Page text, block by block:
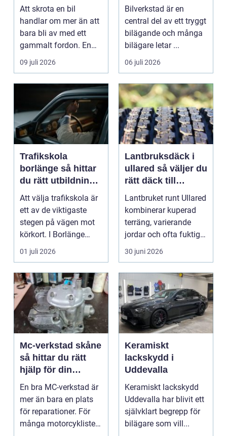
och miljövänlig
skrotning
Att skrota en bil
handlar om mer än att
bara bli av med ett
gammalt fordon. En
genomtänkt skrotning
09 juli 2026
Bilverkstad är en
central del av ett tryggt
bilägande och många
bilägare letar ...
06 juli 2026
Trafikskola
borlänge så hittar
du rätt utbildning
till körkortet
Att välja trafikskola är
ett av de viktigaste
stegen på vägen mot
körkort. I Borlänge
finns flera al...
01 juli 2026
Lantbruksdäck i
ullared så väljer du
rätt däck till
gårdens maskiner
Lantbruket runt Ullared
kombinerar kuperad
terräng, varierande
jordar och ofta fuktigt
väder. Valet ...
30 juni 2026
Mc-verkstad skåne
så hittar du rätt
hjälp för din
motorcykel
En bra MC-verkstad är
mer än bara en plats
för reparationer. För
många motorcyklister
Keramiskt
lackskydd i
Uddevalla
Keramiskt lackskydd
Uddevalla har blivit ett
självklart begrepp för
bilägare som vill...